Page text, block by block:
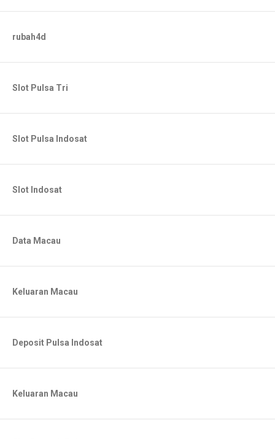
rubah4d
Slot Pulsa Tri
Slot Pulsa Indosat
Slot Indosat
Data Macau
Keluaran Macau
Deposit Pulsa Indosat
Keluaran Macau